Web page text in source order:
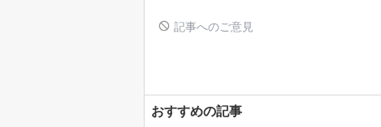
記事へのご意見
おすすめの記事